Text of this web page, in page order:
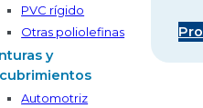
PVC rígido
Otras poliolefinas
y
Automotriz